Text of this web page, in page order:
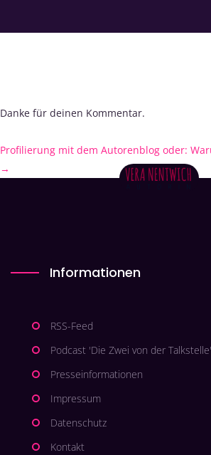
Danke für deinen Kommentar.
Profilierung mit dem Autorenblog oder:
→
Informationen
RSS-Feed
Podcast 'Die Zwei von der Talkstelle'
Presseinformationen
Impressum
Datenschutz
Kontakt